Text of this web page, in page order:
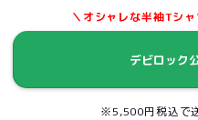
＼オシャレな半袖Tシ
デビロック
※5,500円税込で